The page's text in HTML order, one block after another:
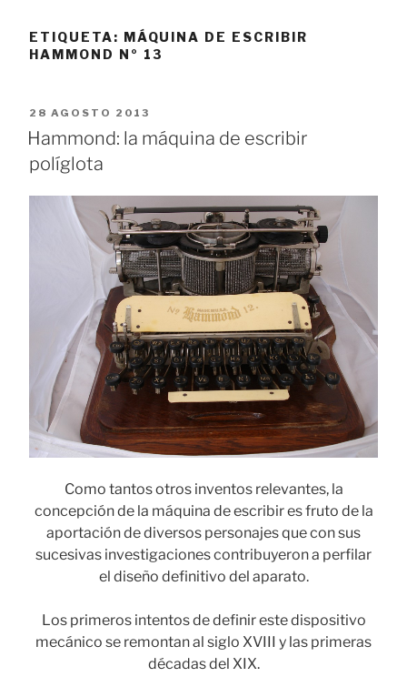
ETIQUETA: MÁQUINA DE ESCRIBIR
HAMMOND Nº 13
PUBLICADO
EL
28 AGOSTO 2013
Hammond: la máquina de escribir
políglota
Como tantos otros inventos relevantes, la
concepción de la máquina de escribir es fruto de la
aportación de diversos personajes que con sus
sucesivas investigaciones contribuyeron a perfilar
el diseño definitivo del aparato.
Los primeros intentos de definir este dispositivo
mecánico se remontan al siglo XVIII y las primeras
décadas del XIX.